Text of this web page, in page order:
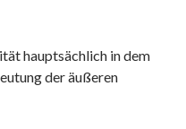
hauptsächlich in dem
der äußeren